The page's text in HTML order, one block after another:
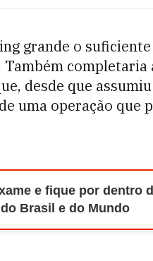
grande o
completaria
desde que
uma operação que
e fique por dentro
Brasil e do Mundo